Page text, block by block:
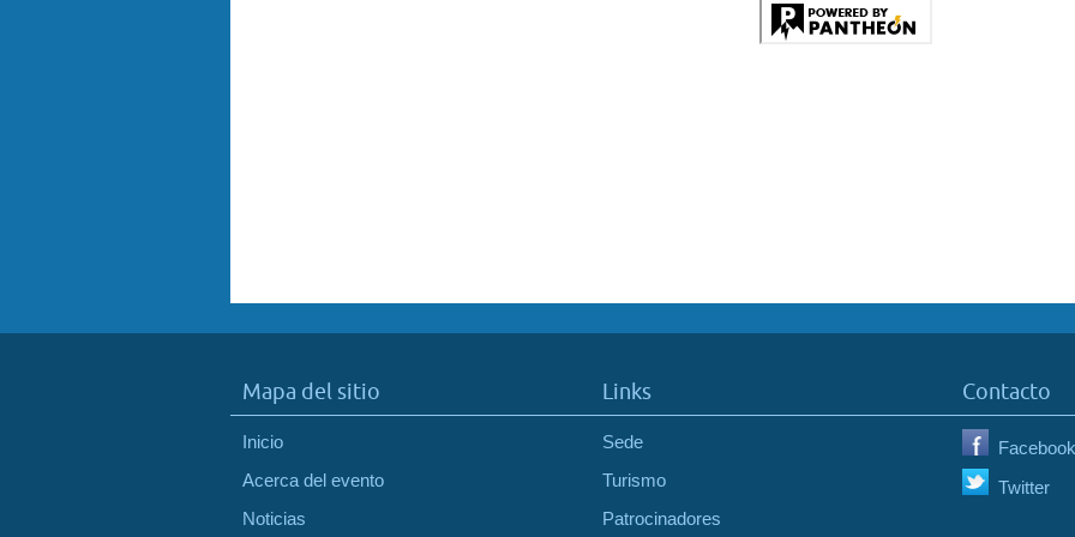
Mapa del sitio
Inicio
Acerca del evento
Noticias
Links
Sede
Turismo
Patrocinadores
Contacto
Facebook
Twitter